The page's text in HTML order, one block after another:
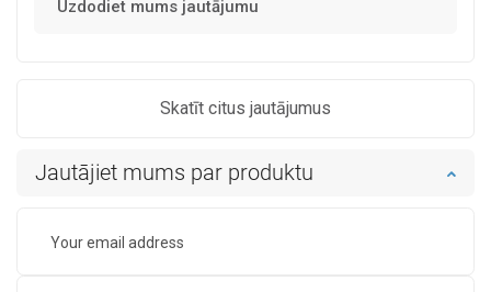
Uzdodiet mums jautājumu
Skatīt citus jautājumus
Jautājiet mums par produktu